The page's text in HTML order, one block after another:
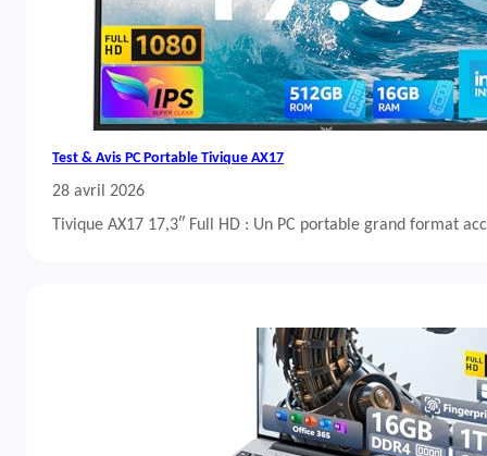
Test & Avis PC Portable Tivique AX17
28 avril 2026
Tivique AX17 17,3″ Full HD : Un PC portable grand format